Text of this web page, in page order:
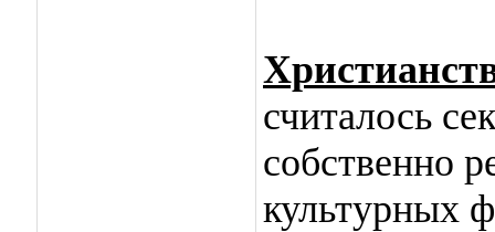
считалось
собственно
культурных